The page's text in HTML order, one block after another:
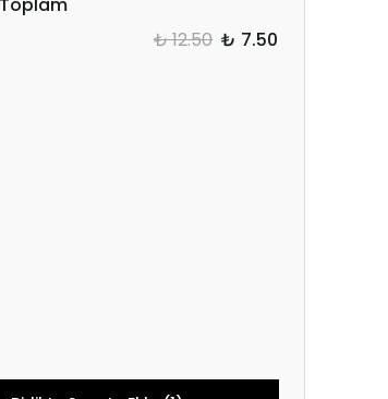
₺ 12.50 ₺ 7.50